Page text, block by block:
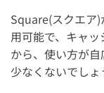
Square(スクエア
用可能で、キャ
から、使い方が
少なくないでしょ